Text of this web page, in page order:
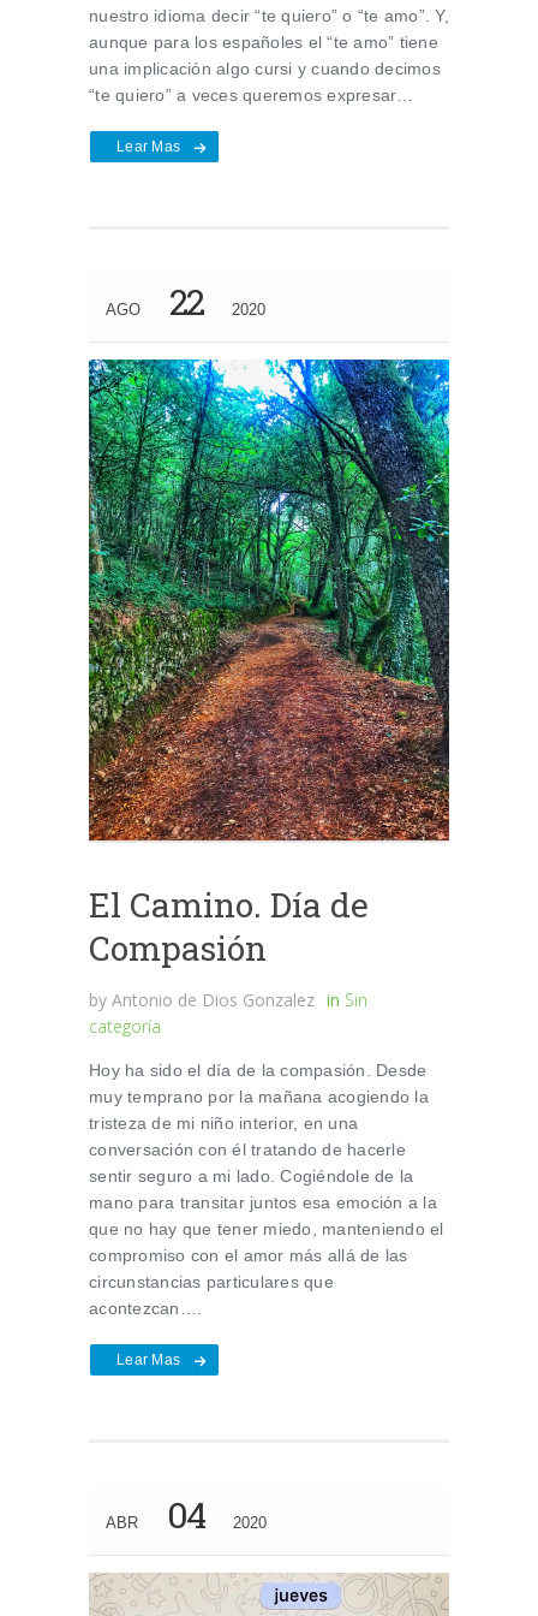
nuestro idioma decir “te quiero” o “te amo”. Y,
aunque para los españoles el “te amo” tiene
una implicación algo cursi y cuando decimos
“te quiero” a veces queremos expresar…
Lear Mas
AGO 22 2020
El Camino. Día de
Compasión
by Antonio de Dios Gonzalez in Sin
categoría
Hoy ha sido el día de la compasión. Desde
muy temprano por la mañana acogiendo la
tristeza de mi niño interior, en una
conversación con él tratando de hacerle
sentir seguro a mi lado. Cogiéndole de la
mano para transitar juntos esa emoción a la
que no hay que tener miedo, manteniendo el
compromiso con el amor más allá de las
circunstancias particulares que
acontezcan….
Lear Mas
ABR 04 2020